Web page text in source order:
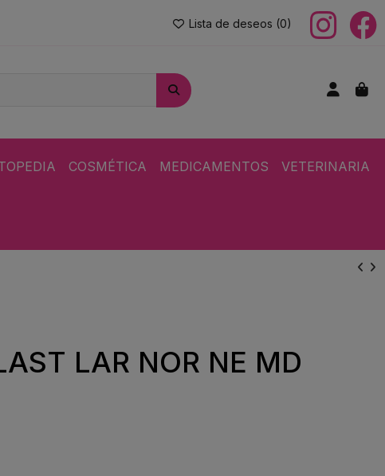
Lista de deseos (0)
COSMÉTICA MEDICAMENTOS VETERINARIA
LAR NOR NE MD